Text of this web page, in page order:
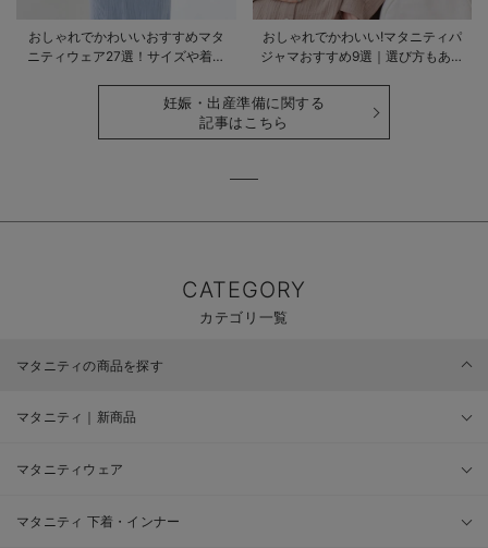
おしゃれでかわいいおすすめマタ
ニティウェア27選！サイズや着る
おしゃれでかわいい!マタニティパ
ジャマおすすめ9選｜選び方もあわ
妊娠・出産準備に関する
記事はこちら
CATEGORY
カテゴリ一覧
マタニティの商品を探す
マタニティ｜新商品
マタニティウェア
マタニティ 下着・インナー